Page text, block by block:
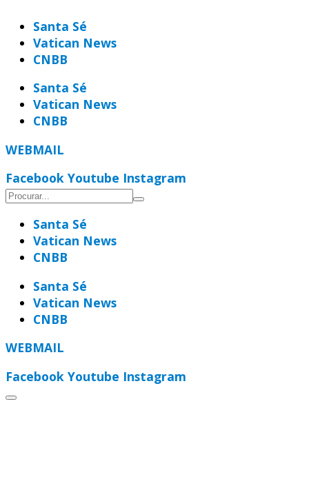
para
conteúdo
Santa Sé
Vatican News
CNBB
Santa Sé
Vatican News
CNBB
WEBMAIL
Facebook Youtube Instagram
Santa Sé
Vatican News
CNBB
Santa Sé
Vatican News
CNBB
WEBMAIL
Facebook Youtube Instagram